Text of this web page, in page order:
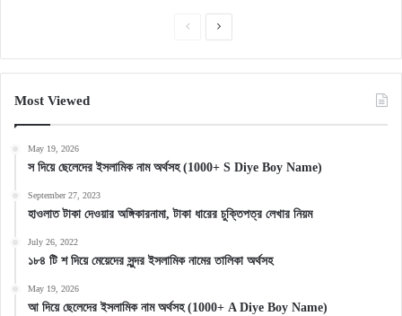
PreviousNext
Most Viewed
May 19, 2026
স দিয়ে ছেলেদের ইসলামিক নাম অর্থসহ (1000+ S Diye Boy Name)
September 27, 2023
হাওলাত টাকা দেওয়ার অঙ্গিকারনামা, টাকা ধারের চুক্তিপত্র লেখার নিয়ম
July 26, 2022
১৮৪ টি শ দিয়ে মেয়েদের সুন্দর ইসলামিক নামের তালিকা অর্থসহ
May 19, 2026
আ দিয়ে ছেলেদের ইসলামিক নাম অর্থসহ (1000+ A Diye Boy Name)